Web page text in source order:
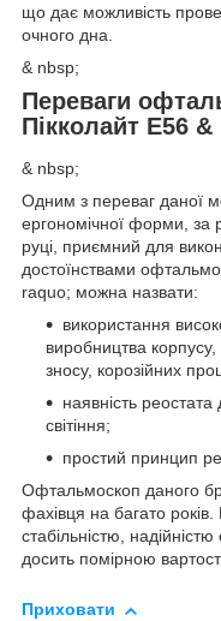
що дає можливість
очного дна.
& nbsp;
Переваги
Пікколайт E56
& nbsp;
Одним з переваг даної
ергономічної форми, за
руці, приємний для
достоїнствами
raquo; можна назвати:
використання
виробництва
зносу, корозійних
наявність
світіння;
простий принцип
Офтальмоскоп даного
фахівця на багато років.
стабільністю,
досить помірною
Приховати